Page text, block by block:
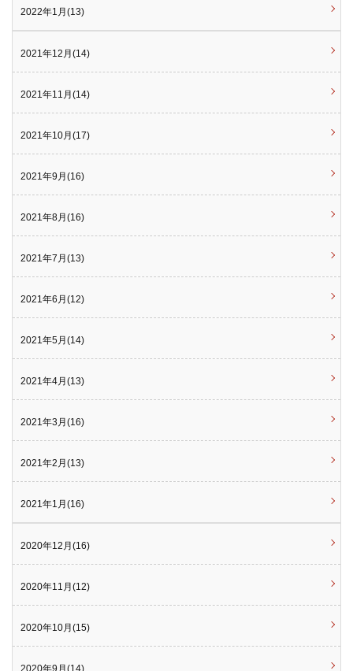
2022年1月(13)
2021年12月(14)
2021年11月(14)
2021年10月(17)
2021年9月(16)
2021年8月(16)
2021年7月(13)
2021年6月(12)
2021年5月(14)
2021年4月(13)
2021年3月(16)
2021年2月(13)
2021年1月(16)
2020年12月(16)
2020年11月(12)
2020年10月(15)
2020年9月(14)